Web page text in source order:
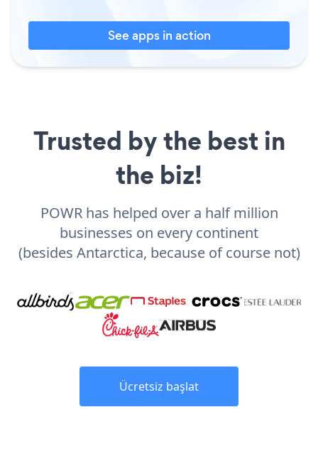
See apps in action
Trusted by the best in
the biz!
POWR has helped over a half million
businesses on every continent
(besides Antarctica, because of course not)
Ücretsiz başlat